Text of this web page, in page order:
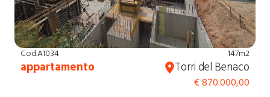
Cod.A1034
appartamento
147m2
Torri del Benaco
€ 870.000,00